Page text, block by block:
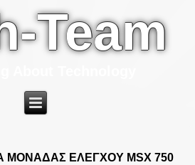
Team
ΜΟΝΑΔΑΣ ΕΛΕΓΧΟΥ MSX 750